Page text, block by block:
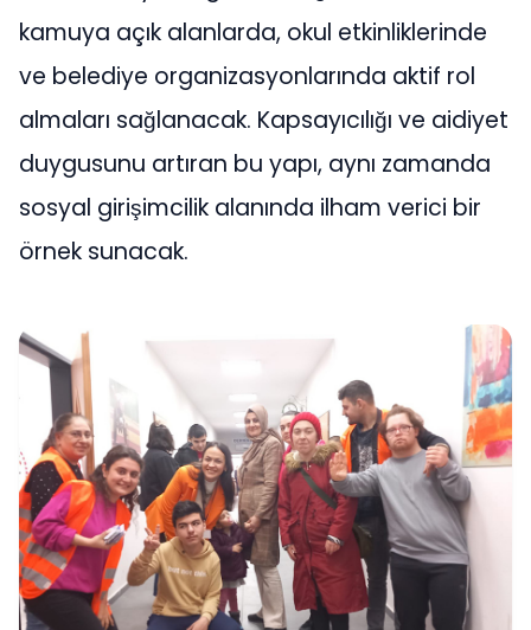
kamuya açık alanlarda, okul etkinliklerinde
ve belediye organizasyonlarında aktif rol
almaları sağlanacak. Kapsayıcılığı ve aidiyet
duygusunu artıran bu yapı, aynı zamanda
sosyal girişimcilik alanında ilham verici bir
örnek sunacak.